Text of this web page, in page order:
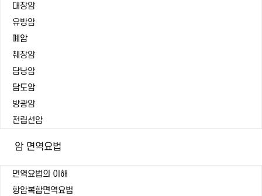
대장암
유방암
폐암
췌장암
담낭암
담도암
방광암
전립선암
암 면역요법
면역요법의 이해
항암복합면역요법